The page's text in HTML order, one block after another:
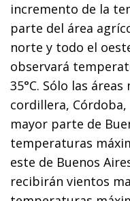
incremento de la
parte del área
norte y todo el
observará
35°C. Sólo las
cordillera, Córdoba,
mayor parte de
temperaturas
este de Buenos
recibirán vientos